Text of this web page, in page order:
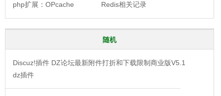
php扩展：OPcache Redis相关记录
随机
Discuz!插件 DZ论坛最新附件打折和下载限制商业版V5.1
dz插件